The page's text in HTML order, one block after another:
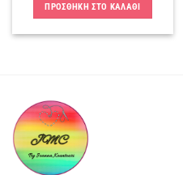
ΠΡΟΣΘΗΚΗ ΣΤΟ ΚΑΛΑΘΙ